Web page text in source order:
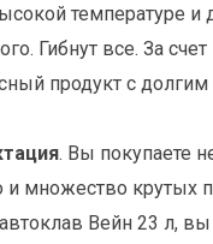
температуре и
Гибнут все. За счет
продукт с
. Вы покупаете
и множество крутых
Вейн 23 л, вы